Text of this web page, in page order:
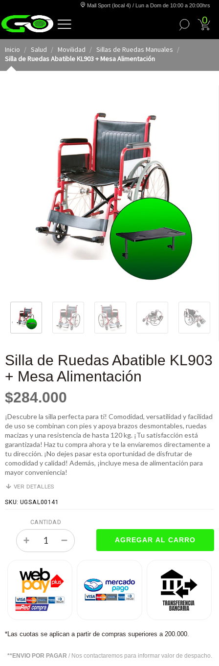
Mall Sport (local 4) / Lun a Dom de 10:00 a 20:00hrs
0
Inicio Salud Movilidad
Sillas de Ruedas Manuales
Silla de Ruedas Abatible KL903 + Mesa Alimentación
Silla de Ruedas Abatible KL903
+ Mesa Alimentación
$284.000
¡Descubre la silla perfecta para ti! Comodidad, versatilidad y facilidad
de uso se combinan con pies y apoya brazos desmontables, ruedas
macizas y una resistencia de hasta 120 kg. ¡Tu satisfacción está
garantizada! Haz tu compra ahora y te la enviaremos directamente a
tu dirección. ¡No dejes pasar esta oportunidad de disfrutar de
comodidad y calidad! Además, ¡incluye mesa de alimentación para
mayor conveniencia!
VER DETALLES
SKU: UGSAL00141
CANTIDAD
*Las cuotas se aplican a partir de compras superiores a 200.000.
**ENVIO POR PAGAR / Nos contactaremos para informar valor de despacho.